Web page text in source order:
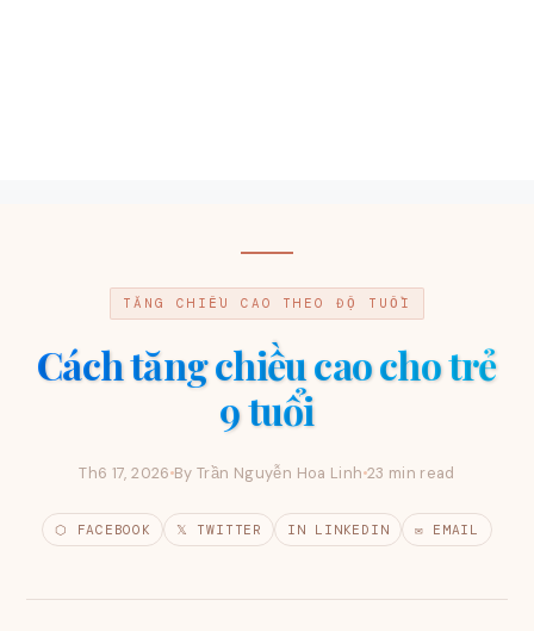
TĂNG CHIỀU CAO THEO ĐỘ TUỔI
Cách tăng chiều cao cho trẻ
9 tuổi
Th6 17, 2026 By Trần Nguyễn Hoa Linh 23 min read
⬡ FACEBOOK 𝕏 TWITTER IN LINKEDIN ✉ EMAIL